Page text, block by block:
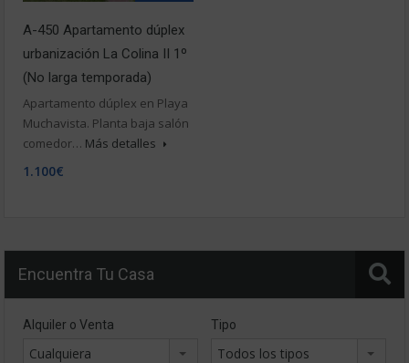
A-450 Apartamento dúplex
urbanización La Colina II 1º
(No larga temporada)
Apartamento dúplex en Playa
Muchavista. Planta baja salón
comedor… Más detalles
1.100€
Encuentra Tu Casa
Alquiler o Venta
Cualquiera
Tipo
Todos los tipos